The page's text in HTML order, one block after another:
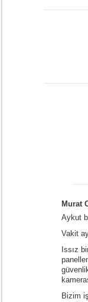
Murat
Aykut
Vakit
Issız
Bizim